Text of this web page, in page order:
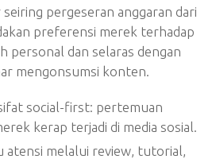
pergeseran anggaran dari
preferensi merek terhadap
personal dan selaras dengan
mengonsumsi konten.
social-first: pertemuan
kerap terjadi di media sosial.
atensi melalui review, tutorial,